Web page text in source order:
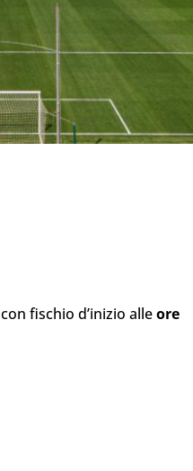
con fischio d’inizio alleore